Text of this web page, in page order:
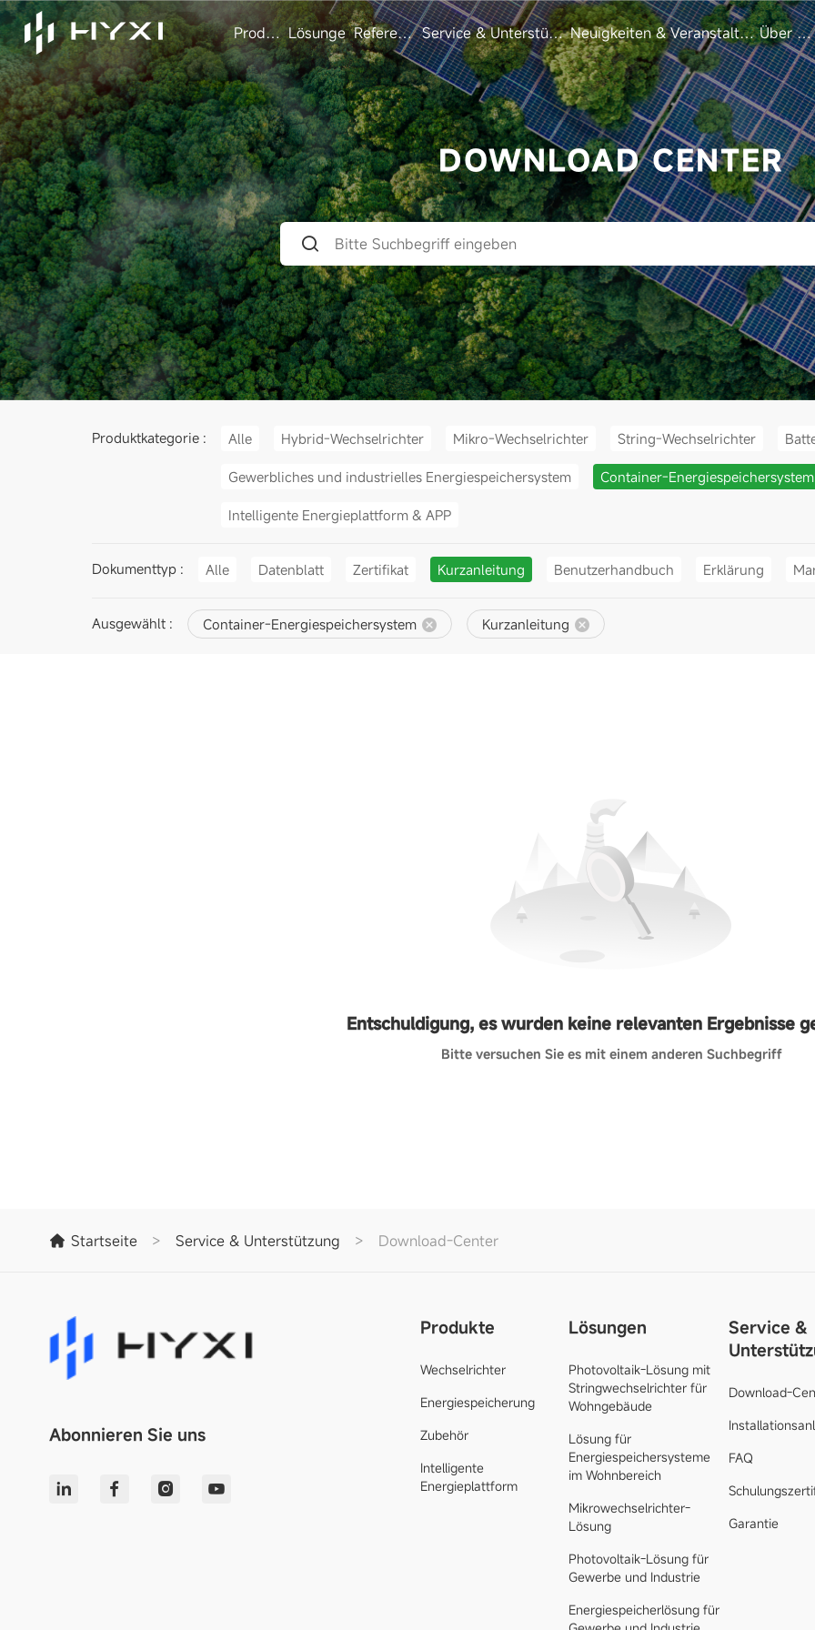
ProdukteLösungenReferenzenService & UnterstützungNeuigkeiten & Veranstaltungen
Über
DOWNLOAD CENTER
Produktkategorie : Alle Hybrid-Wechselrichter Mikro-Wechselrichter String-Wechselrichter
Gewerbliches und industrielles Energiespeichersystem Container-Energiespeichersystem
Intelligente Energieplattform & APP
Dokumenttyp : Alle Datenblatt Zertifikat Kurzanleitung Benutzerhandbuch Erklärung
Ausgewählt : Container-Energiespeichersystem Kurzanleitung
Entschuldigung, es wurden keine relevanten Ergebnisse
Bitte versuchen Sie es mit einem anderen Suchbegriff
Startseite > Service & Unterstützung > Download-Center
Abonnieren Sie uns
Produkte
Wechselrichter
Energiespeicherung
Zubehör
Intelligente
Energieplattform
Lösungen
Photovoltaik-Lösung mit
Stringwechselrichter für
Wohngebäude
Lösung für
Energiespeichersysteme
im Wohnbereich
Mikrowechselrichter-
Lösung
Photovoltaik-Lösung für
Gewerbe und Industrie
Energiespeicherlösung für
Service &
Download-
FAQ
Garantie